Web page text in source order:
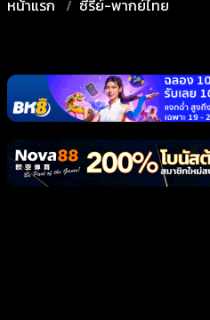
หน้าแรก
ซีรี่ย์-พากย์ไทย